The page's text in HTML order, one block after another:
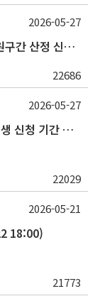
2026학년도 2학기 한국장학재단 학자금 지원구간 산정 신청 안내
22686
2026-05-27
2026학년도 2학기 국가근로장학사업 1차 학생 신청 기간 안내
22029
2026-05-27
18:00)
21773
2026-05-21